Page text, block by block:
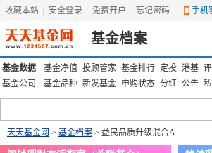
收藏本站 安全登录 免费开户 忘记密码 手机
基金档案
基金数据 基金净值 投顾管家 基金排行 定投 港基
基金公司
基金品种 新发基金 申购状态 分红 公告
天天基金网 > 基金档案 > 益民品质升级混合A